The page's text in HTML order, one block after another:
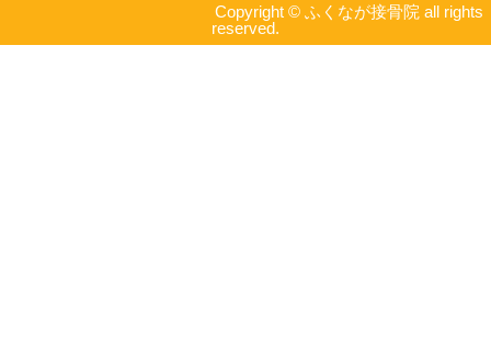
Copyright © ふくなが接骨院 all rights
reserved.